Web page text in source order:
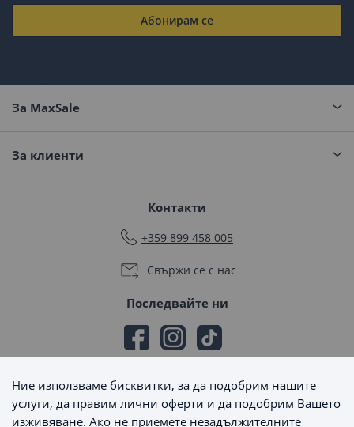
Абонирам се
За MaxSale
За клиенти
Контакти
+359 899 458 005
Свържи се с нас
Последвайте ни
Начини на плащане
Ние използваме бисквитки, за да подобрим нашите
услуги, да правим лични оферти и да подобрим Вашето
изживяване. Ако не приемете незадължителните